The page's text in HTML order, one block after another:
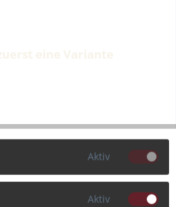
Aktiv
Aktiv